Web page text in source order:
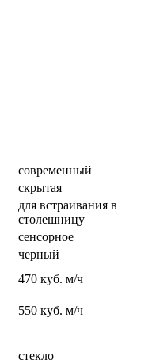
современный
скрытая
для встраивания в
столешницу
сенсорное
черный
470 куб. м/ч
550 куб. м/ч
стекло